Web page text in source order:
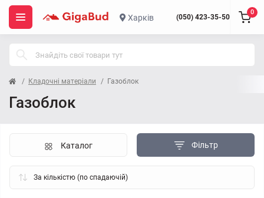
Харків (050) 423-35-50
0
Кладочні матеріали Газоблок
Газоблок
Фільтр
Каталог